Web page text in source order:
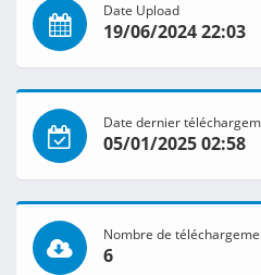
Date Upload
19/06/2024 22:03
Date dernier
05/01/2025 02:58
Nombre de
6